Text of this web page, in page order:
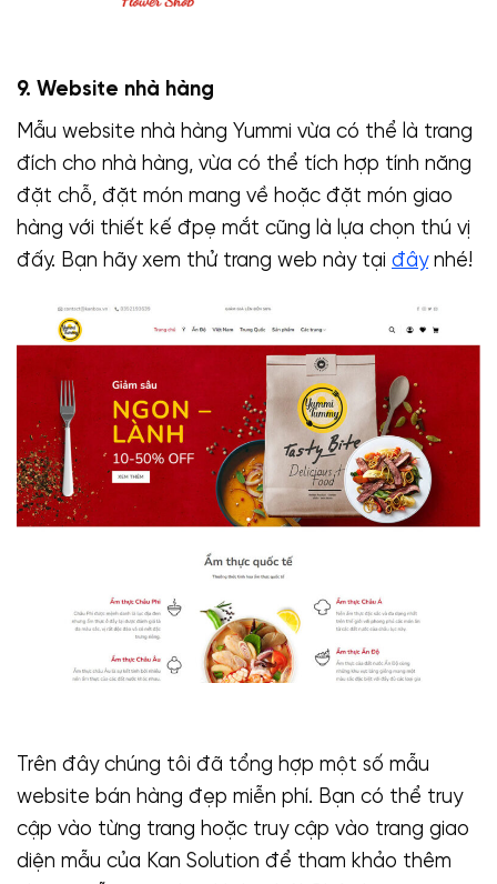
9. Website nhà hàng
Mẫu website nhà hàng Yummi vừa có thể là trang
đích cho nhà hàng, vừa có thể tích hợp tính năng
đặt chỗ, đặt món mang về hoặc đặt món giao
hàng với thiết kế đpẹ mắt cũng là lựa chọn thú vị
đấy. Bạn hãy xem thử trang web này tại đâynhé!
Trên đây chúng tôi đã tổng hợp một số mẫu
website bán hàng đẹp miễn phí. Bạn có thể truy
cập vào từng trang hoặc truy cập vào trang giao
diện mẫu của Kan Solution để tham khảo thêm